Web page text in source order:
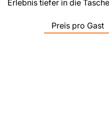
Erlebnis tiefer in die
Preis pro Gast